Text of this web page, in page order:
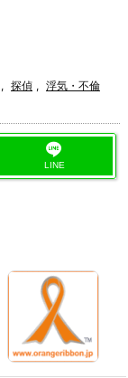
, 探偵 , 浮気・不倫
LINE